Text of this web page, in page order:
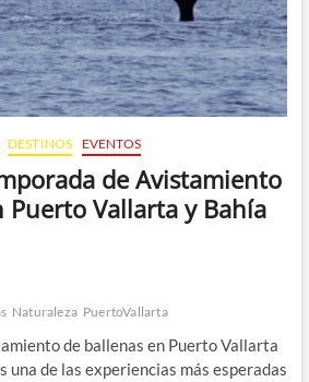
DESTINOS EVENTOS
de Avistamiento
Puerto Vallarta y Bahía
Naturaleza PuertoVallarta
de ballenas en Puerto Vallarta
una de las experiencias más esperadas